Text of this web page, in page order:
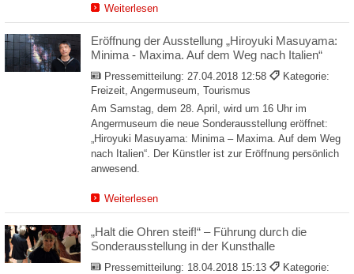
Weiterlesen
Eröffnung der Ausstellung „Hiroyuki Masuyama:
Minima - Maxima. Auf dem Weg nach Italien“
Pressemitteilung: 27.04.2018 12:58
Kategorie:
Freizeit, Angermuseum, Tourismus
Am Samstag, dem 28. April, wird um 16 Uhr im
Angermuseum die neue Sonderausstellung eröffnet:
„Hiroyuki Masuyama: Minima – Maxima. Auf dem Weg
nach Italien“. Der Künstler ist zur Eröffnung persönlich
anwesend.
Weiterlesen
„Halt die Ohren steif!“ – Führung durch die
Sonderausstellung in der Kunsthalle
Pressemitteilung: 18.04.2018 15:13
Kategorie: